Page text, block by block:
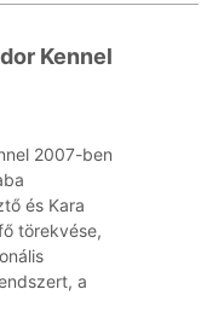
Kennel
2007-ben
és Kara
törekvése,
a